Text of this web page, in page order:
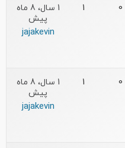
0
1
1 سال، 8 ماه
پیش
jajakevin
0
1
1 سال، 8 ماه
پیش
jajakevin